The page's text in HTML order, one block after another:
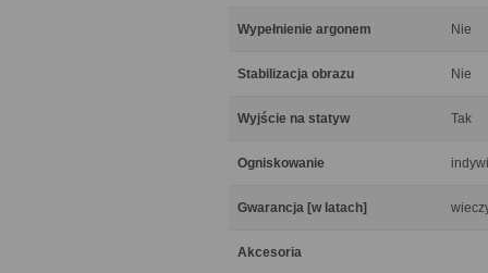
Wypełnienie argonem Nie
Stabilizacja obrazu Nie
Wyjście na statyw Tak
Ogniskowanie
Gwarancja [w latach]
Akcesoria